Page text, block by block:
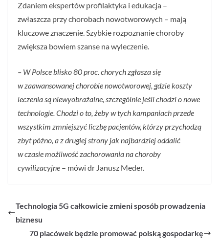
Zdaniem ekspertów profilaktyka i edukacja –
zwłaszcza przy chorobach nowotworowych – mają
kluczowe znaczenie. Szybkie rozpoznanie choroby
zwiększa bowiem szanse na wyleczenie.
– W Polsce blisko 80 proc. chorych zgłasza się
w zaawansowanej chorobie nowotworowej, gdzie koszty
leczenia są niewyobrażalne, szczególnie jeśli chodzi o nowe
technologie. Chodzi o to, żeby w tych kampaniach przede
wszystkim zmniejszyć liczbę pacjentów, którzy przychodzą
zbyt późno, a z drugiej strony jak najbardziej oddalić
w czasie możliwość zachorowania na choroby
cywilizacyjne – mówi dr Janusz Meder.
Technologia 5G całkowicie zmieni sposób prowadzenia
biznesu
70 placówek będzie promować polską gospodarkę